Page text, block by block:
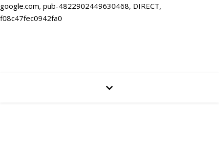
google.com, pub-4822902449630468, DIRECT,
f08c47fec0942fa0